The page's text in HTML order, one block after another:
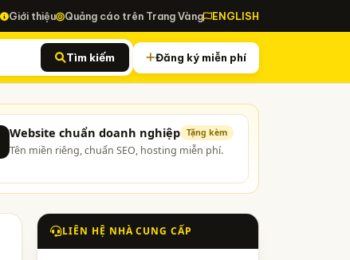
Giới thiệu Quảng cáo trên Trang Vàng ENGLISH
Tìm kiếm Đăng ký miễn phí
Website chuẩn doanh nghiệp Tặng kèm
Tên miền riêng, chuẩn SEO, hosting miễn phí.
LIÊN HỆ NHÀ CUNG CẤP